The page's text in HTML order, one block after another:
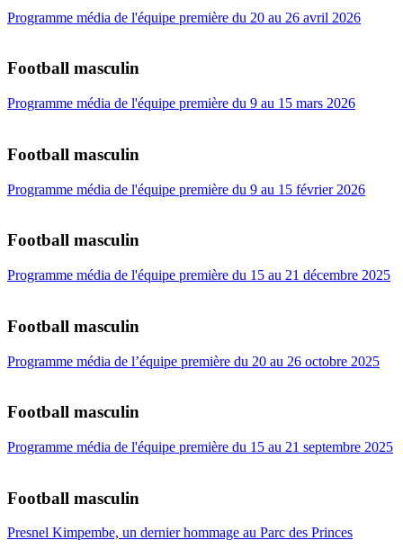
Programme média de l'équipe première du 20 au 26 avril 2026
Football masculin
Programme média de l'équipe première du 9 au 15 mars 2026
Football masculin
Programme média de l'équipe première du 9 au 15 février 2026
Football masculin
Programme média de l'équipe première du 15 au 21 décembre 2025
Football masculin
Programme média de l’équipe première du 20 au 26 octobre 2025
Football masculin
Programme média de l'équipe première du 15 au 21 septembre 2025
Football masculin
Presnel Kimpembe, un dernier hommage au Parc des Princes